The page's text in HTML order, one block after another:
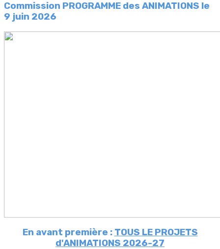
Commission PROGRAMME des ANIMATIONS le
9 juin 2026
En avant première : TOUS LE PROJETS
d'ANIMATIONS 2026-27